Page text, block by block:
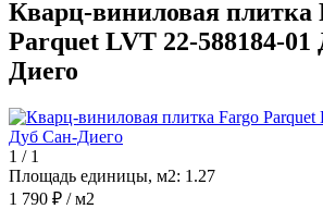
Кварц-виниловая плитка
Parquet LVT 22-588184-
Диего
1 / 1
Площадь единицы, м2: 1.27
1 790 ₽ / м2